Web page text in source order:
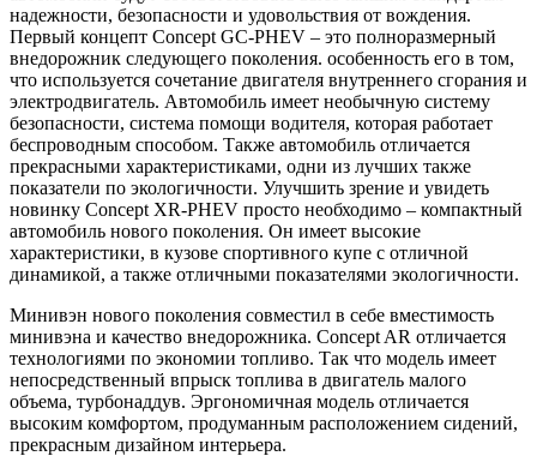
надежности, безопасности и удовольствия от вождения.
Первый концепт Concept GC-PHEV – это полноразмерный
внедорожник следующего поколения. особенность его в том,
что используется сочетание двигателя внутреннего сгорания и
электродвигатель. Автомобиль имеет необычную систему
безопасности, система помощи водителя, которая работает
беспроводным способом. Также автомобиль отличается
прекрасными характеристиками, одни из лучших также
показатели по экологичности. Улучшить зрение и увидеть
новинку Concept XR-PHEV просто необходимо – компактный
автомобиль нового поколения. Он имеет высокие
характеристики, в кузове спортивного купе с отличной
динамикой, а также отличными показателями экологичности.
Минивэн нового поколения совместил в себе вместимость
минивэна и качество внедорожника. Concept AR отличается
технологиями по экономии топливо. Так что модель имеет
непосредственный впрыск топлива в двигатель малого
объема, турбонаддув. Эргономичная модель отличается
высоким комфортом, продуманным расположением сидений,
прекрасным дизайном интерьера.